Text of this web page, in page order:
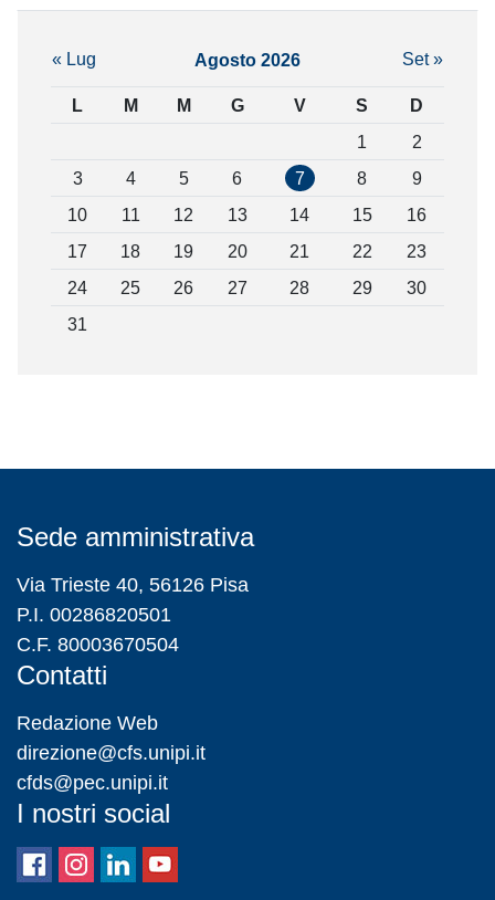
Agosto 2026
L M M G V S D
« Lug Set »
1
2
3
4 5 6 7 8
9
10
11 12 13 14 15
16
17
18 19 20 21 22
23
24
25 26 27 28 29
30
31
Sede amministrativa
Via Trieste 40, 56126 Pisa
P.I. 00286820501
C.F. 80003670504
Contatti
Redazione Web
direzione@cfs.unipi.it
cfds@pec.unipi.it
I nostri social